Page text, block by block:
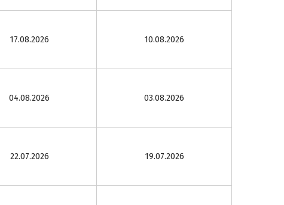
17.08.2026 10.08.2026
04.08.2026 03.08.2026
22.07.2026 19.07.2026